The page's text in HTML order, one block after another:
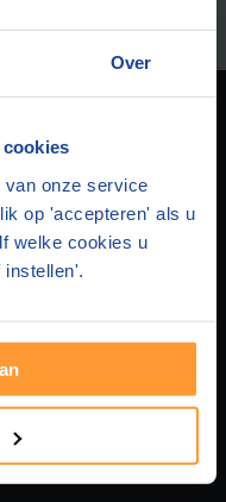
Over
van onze service
op 'accepteren' als u
welke cookies u